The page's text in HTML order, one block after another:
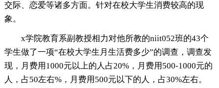
交际、恋爱等诸多方面。针对在校大学生消费较高的现
象。
x学院教育系副教授相力对他所教的niit052班的43个
学生做了一项“在校大学生月生活费多少”的调查，调查发
现，月费用1000元以上的人占20%，月费用500-1000元的
人，占50左右%，月费用500元以下的人，占30%左右。